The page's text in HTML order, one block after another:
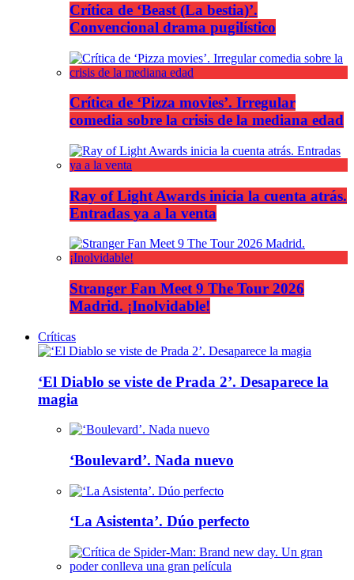
Crítica de ‘Beast (La bestia)’.
Convencional drama pugilístico
Crítica de ‘Pizza movies’. Irregular
comedia sobre la crisis de la mediana edad
Ray of Light Awards inicia la cuenta atrás.
Entradas ya a la venta
Stranger Fan Meet 9 The Tour 2026
Madrid. ¡Inolvidable!
Críticas
‘El Diablo se viste de Prada 2’. Desaparece la
magia
‘Boulevard’. Nada nuevo
‘La Asistenta’. Dúo perfecto